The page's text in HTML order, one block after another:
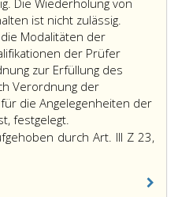
Die Wiederholung von
ist nicht zulässig.
Modalitäten der
der Prüfer
zur Erfüllung des
Verordnung der
die Angelegenheiten der
festgelegt.
durch Art. III Z 23,